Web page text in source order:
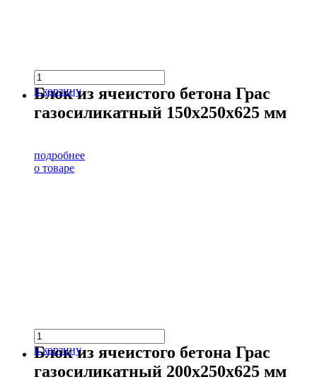
в корзину
Блок из ячеистого бетона Грас
газосиликатный 150х250х625 мм
подробнее
о товаре
в корзину
Блок из ячеистого бетона Грас
газосиликатный 200х250х625 мм